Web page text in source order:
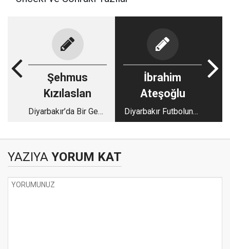
Şehmus
Kızılaslan
Diyarbakır’da Bir Gece
İbrahim
Ateşoğlu
Diyarbakır Futbolunun
Karakterli Futbolcusu
YAZIYA YORUM KAT